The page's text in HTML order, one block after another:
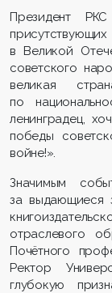
Президент
в Великой
советского
великая
по
ленинградец,
победы
войне!».
Значимым
за выдающиеся
отраслевого
Почётного
Ректор
глубокую